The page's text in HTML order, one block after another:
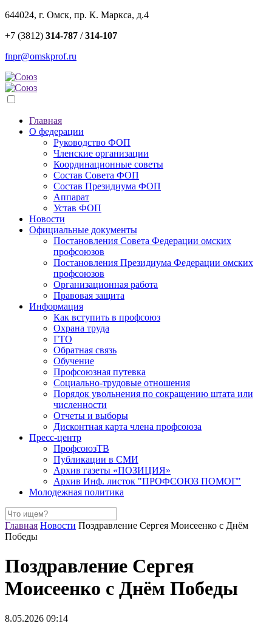
644024, г. Омск, пр. К. Маркса, д.4
+7 (3812) 314-787 /314-107
fnpr@omskprof.ru
Главная
О федерации
Руководство ФОП
Членские организации
Координационные советы
Состав Совета ФОП
Состав Президиума ФОП
Аппарат
Устав ФОП
Новости
Официальные документы
Постановления Совета Федерации омских
профсоюзов
Постановления Президиума Федерации омских
профсоюзов
Организационная работа
Правовая защита
Информация
Как вступить в профсоюз
Охрана труда
ГТО
Обратная связь
Обучение
Профсоюзная путевка
Социально-трудовые отношения
Порядок увольнения по сокращению штата или
численности
Отчеты и выборы
Дисконтная карта члена профсоюза
Пресс-центр
ПрофсоюзТВ
Публикации в СМИ
Архив газеты «ПОЗИЦИЯ»
Архив Инф. листок "ПРОФСОЮЗ ПОМОГ"
Молодежная политика
Главная Новости Поздравление Сергея Моисеенко с Днём
Победы
Поздравление Сергея
Моисеенко с Днём Победы
8.05.2026 09:14